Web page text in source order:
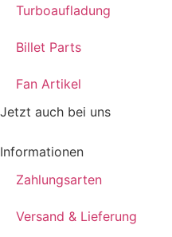
Turboaufladung
Billet Parts
Fan Artikel
Jetzt auch bei uns
Informationen
Zahlungsarten
Versand & Lieferung